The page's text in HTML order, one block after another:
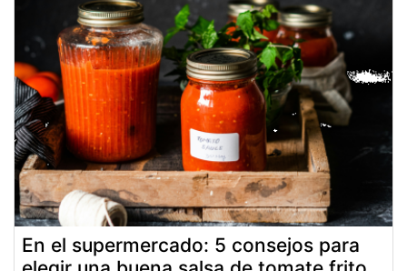
En el supermercado: 5 consejos para